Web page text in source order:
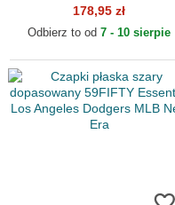
Essential New York Yankees
MLB New Era
178,95 zł
Odbierz to od 7 - 10 sierpie